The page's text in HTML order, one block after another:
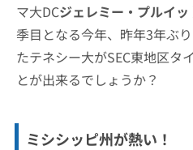
マ大DCジェレミー・プルイッ
季目となる今年、昨年3年ぶ
たテネシー大がSEC東地区タ
とが出来るでしょうか？
ミシシッピ州が熱い！